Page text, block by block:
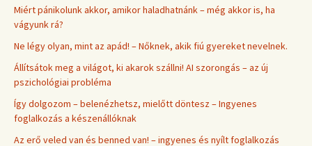
Miért pánikolunk akkor, amikor haladhatnánk – még akkor is, ha
vágyunk rá?
Ne légy olyan, mint az apád! – Nőknek, akik fiú gyereket nevelnek.
Állítsátok meg a világot, ki akarok szállni! AI szorongás – az új
pszichológiai probléma
Így dolgozom – belenézhetsz, mielőtt döntesz – Ingyenes
foglalkozás a készenállóknak
Az erő veled van és benned van! – ingyenes és nyílt foglalkozás